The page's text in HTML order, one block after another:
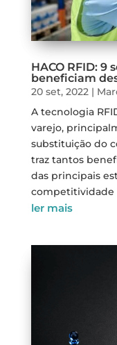
HACO RFID: 9
beneficiam
20 set, 2022|
A tecnologia
varejo,
substituição do
traz tantos
das principais
competitividade
ler mais